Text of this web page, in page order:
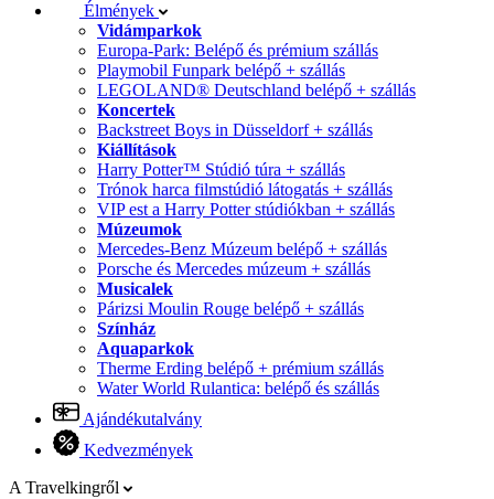
Élmények
Vidámparkok
Europa-Park: Belépő és prémium szállás
Playmobil Funpark belépő + szállás
LEGOLAND® Deutschland belépő + szállás
Koncertek
Backstreet Boys in Düsseldorf + szállás
Kiállítások
Harry Potter™ Stúdió túra + szállás
Trónok harca filmstúdió látogatás + szállás
VIP est a Harry Potter stúdiókban + szállás
Múzeumok
Mercedes-Benz Múzeum belépő + szállás
Porsche és Mercedes múzeum + szállás
Musicalek
Párizsi Moulin Rouge belépő + szállás
Színház
Aquaparkok
Therme Erding belépő + prémium szállás
Water World Rulantica: belépő és szállás
Ajándékutalvány
Kedvezmények
A Travelkingről